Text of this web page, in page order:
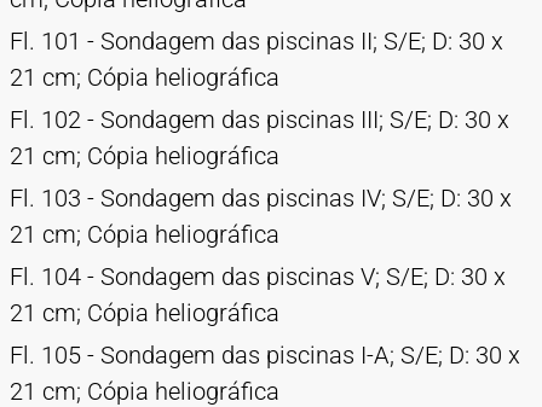
Fl. 101 - Sondagem das piscinas II; S/E; D: 30 x
21 cm; Cópia heliográfica
Fl. 102 - Sondagem das piscinas III; S/E; D: 30 x
21 cm; Cópia heliográfica
Fl. 103 - Sondagem das piscinas IV; S/E; D: 30 x
21 cm; Cópia heliográfica
Fl. 104 - Sondagem das piscinas V; S/E; D: 30 x
21 cm; Cópia heliográfica
Fl. 105 - Sondagem das piscinas I-A; S/E; D: 30 x
21 cm; Cópia heliográfica